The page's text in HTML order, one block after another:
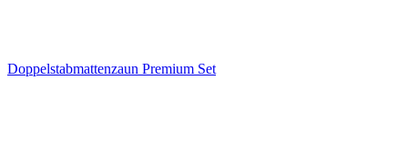
Doppelstabmattenzaun Premium Set